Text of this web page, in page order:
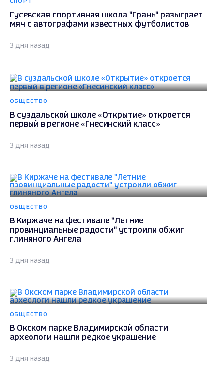
СПОРТ
Гусевская спортивная школа "Грань" разыграет
мяч с автографами известных футболистов
3 дня назад
ОБЩЕСТВО
В суздальской школе «Открытие» откроется
первый в регионе «Гнесинский класс»
3 дня назад
ОБЩЕСТВО
В Киржаче на фестивале "Летние
провинциальные радости" устроили обжиг
глиняного Ангела
3 дня назад
ОБЩЕСТВО
В Окском парке Владимирской области
археологи нашли редкое украшение
3 дня назад